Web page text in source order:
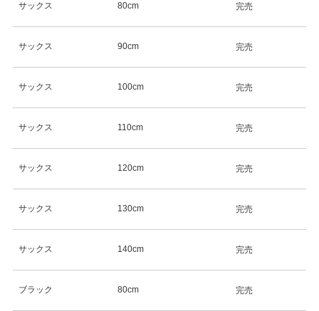
サックス 80cm 完売
サックス 90cm 完売
サックス 100cm 完売
サックス 110cm 完売
サックス 120cm 完売
サックス 130cm 完売
サックス 140cm 完売
ブラック 80cm 完売